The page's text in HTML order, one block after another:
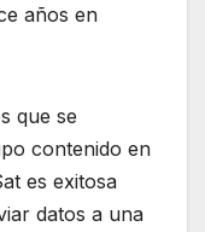
años en
que se
contenido en
es exitosa
datos a una